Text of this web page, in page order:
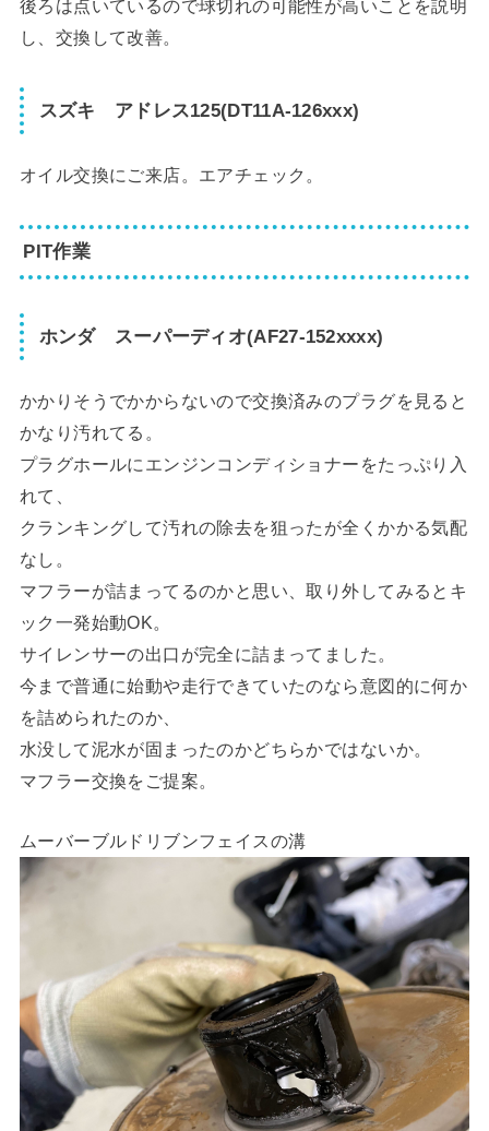
後ろは点いているので球切れの可能性が高いことを説明
し、交換して改善。
スズキ アドレス125(DT11A-126xxx)
オイル交換にご来店。エアチェック。
PIT作業
ホンダ スーパーディオ(AF27-152xxxx)
かかりそうでかからないので交換済みのプラグを見ると
かなり汚れてる。
プラグホールにエンジンコンディショナーをたっぷり入
れて、
クランキングして汚れの除去を狙ったが全くかかる気配
なし。
マフラーが詰まってるのかと思い、取り外してみるとキ
ック一発始動OK。
サイレンサーの出口が完全に詰まってました。
今まで普通に始動や走行できていたのなら意図的に何か
を詰められたのか、
水没して泥水が固まったのかどちらかではないか。
マフラー交換をご提案。
ムーバーブルドリブンフェイスの溝